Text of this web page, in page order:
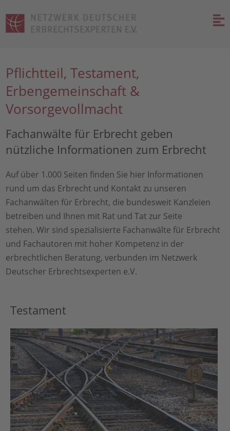
Pflichtteil, Testament,
Erbengemeinschaft &
Vorsorgevollmacht
Fachanwälte für Erbrecht geben
nützliche Informationen zum Erbrecht
Auf über 1.000 Seiten finden Sie hier Informationen
rund um das Erbrecht und Kontakt zu unseren
Fachanwälten für Erbrecht, die bundesweit Kanzleien
betreiben und Ihnen mit Rat und Tat zur Seite
stehen. Wir sind spezialisierte Fachanwälte für Erbrecht
und Fachautoren mit hoher Kompetenz in der
erbrechtlichen Beratung, verbunden im Netzwerk
Deutscher Erbrechtsexperten e.V.
Testament